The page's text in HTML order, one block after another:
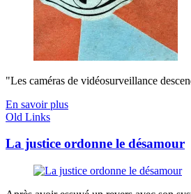
"Les caméras de vidéosurveillance
En savoir plus
Old Links
La justice ordonne le désamour